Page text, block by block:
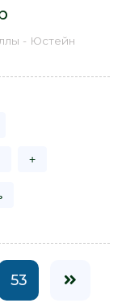
- Юстейн
+
53